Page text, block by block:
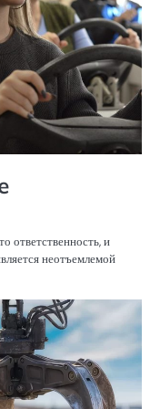
ответственность, и
неотъемлемой